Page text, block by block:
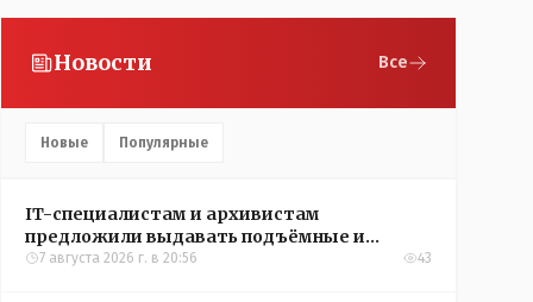
Новости Все
Новые Популярные
IT-специалистам и архивистам
предложили выдавать подъёмные и
кредиты на жильё в сёлах Казахстана
7 августа 2026 г. в 20:56 43